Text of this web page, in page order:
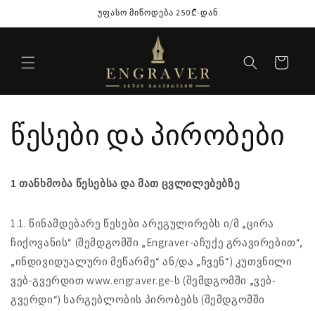
უფასო მიწოდება 250₾-დან
კალათა
წესები და პირობები
1 თანხმობა წესებსა და მათ ცვლილებებზე
1.1. წინამდებარე წესები არეგულირებს ი/მ „ცირა
ჩიქოვანის“ (შემდგომში „Engraver-აჩუქე გრავირებით“,
„ინდივიდუალური მეწარმე“ ან/და „ჩვენ“) კუთვნილი
ვებ-გვერდით www.engraver.ge-ს (შემდგომში „ვებ-
გვერდი“) სარგებლობის პირობებს (შემდგომში